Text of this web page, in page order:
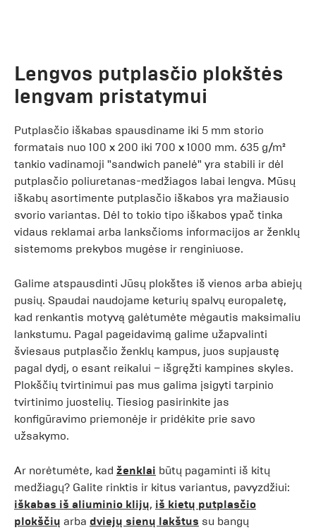
Lengvos putplasčio plokštės
lengvam pristatymui
Putplasčio iškabas spausdiname iki 5 mm storio
formatais nuo 100 x 200 iki 700 x 1000 mm. 635 g/m²
tankio vadinamoji "sandwich panelė" yra stabili ir dėl
putplasčio poliuretanas-medžiagos labai lengva. Mūsų
iškabų asortimente putplasčio iškabos yra mažiausio
svorio variantas. Dėl to tokio tipo iškabos ypač tinka
vidaus reklamai arba lanksčioms informacijos ar ženklų
sistemoms prekybos mugėse ir renginiuose.
Galime atspausdinti Jūsų plokštes iš vienos arba abiejų
pusių. Spaudai naudojame keturių spalvų europaletę,
kad renkantis motyvą galėtumėte mėgautis maksimaliu
lankstumu. Pagal pageidavimą galime užapvalinti
šviesaus putplasčio ženklų kampus, juos supjaustę
pagal dydį, o esant reikalui – išgręžti kampines skyles.
Plokščių tvirtinimui pas mus galima įsigyti tarpinio
tvirtinimo juostelių. Tiesiog pasirinkite jas
konfigūravimo priemonėje ir pridėkite prie savo
užsakymo.
Ar norėtumėte, kad ženklai būtų pagaminti iš kitų
medžiagų? Galite rinktis ir kitus variantus, pavyzdžiui:
iškabas iš aliuminio klijų, iš kietų putplasčio
plokščių arba dviejų sienų lakštus su bangų